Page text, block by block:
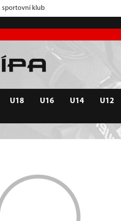
sportovní klub
U18 U16 U14 U12